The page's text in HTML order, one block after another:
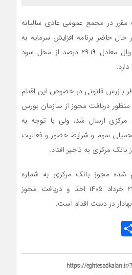
در مجمع عمومی عادی سالیانه
تیر ۱۴۰۴ ، در حال حاضر برنامه افزایش سرمایه به
میزان ۷۰.۹۸۰ میلیارد ﷼ معادل ۲۹.۱۹ درصد از محل سود
بازرس قانونی در خصوص این اقدام
دریافت مجوز از سازمان بورس
مرکزی ارسال شد، ولی با توجه به
سوم و شرایط حضور و فعالیت
بانک مرکزی به تاخیر افتاد.
شده مجوز بانک مرکزی به شماره
۶۱۹۶۳/۰۵ در تاریخ ۲۳ خرداد ۱۴۰۵ اخذ و دریافت مجوز
در دست اقدام است.
https://eghtesadkalan.ir/